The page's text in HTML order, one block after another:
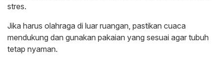
stres.
Jika harus olahraga di luar ruangan, pastikan cuaca
mendukung dan gunakan pakaian yang sesuai agar tubuh
tetap nyaman.